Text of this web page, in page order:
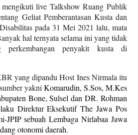
live Talkshow Ruang Publik
Geliat Pemberantasan Kusta dan
pada 31 Mei 2021 lalu, mata
hal ternyata selama ini yang tidak
perkembangan penyakit kusta di
yang dipandu Host Ines Nirmala itu
yakni Komarudin, S.Sos, M.Kes
Bone, Sulsel dan DR. Rohman
Direktur Eksekutif The Jawa Pos
JPIP sebuah Lembaga Nirlabaa Jawa
otonomi daerah.